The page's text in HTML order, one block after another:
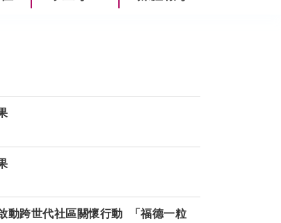
動跨世代社區關懷行動 「福德一粒